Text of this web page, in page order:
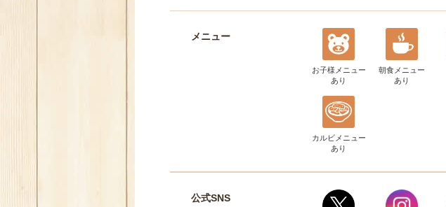
メニュー
お子様メニュー
あり
朝食メニュー
あり
カルビメニュー
あり
公式SNS